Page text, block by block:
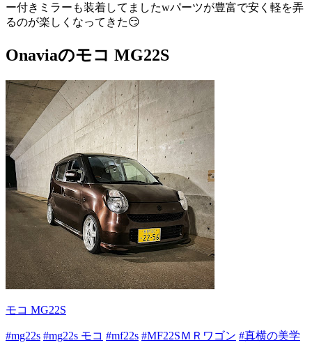
ー付きミラーも装着してましたwパーツが豊富で安く軽を弄
るのが楽しくなってきた😏
Onaviaのモコ MG22S
モコ MG22S
#mg22s #mg22s モコ #mf22s #MF22SＭＲワゴン #真横の美学